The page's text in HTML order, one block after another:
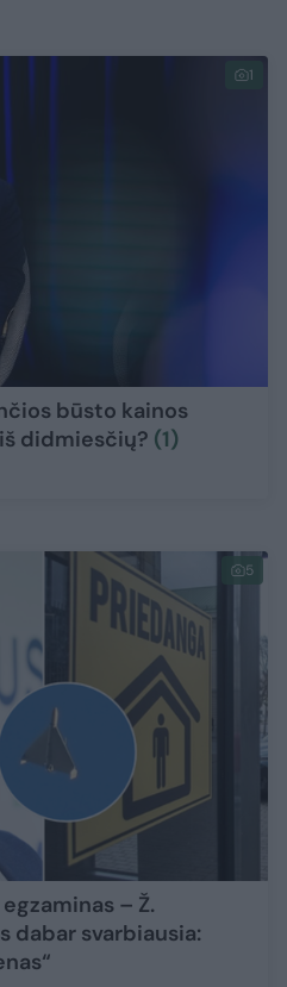
1
būsto kainos
didmiesčių? (1)
5
– Ž.
dabar svarbiausia: